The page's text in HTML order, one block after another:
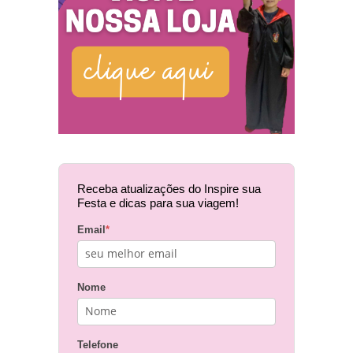
Receba atualizações do Inspire sua
Festa e dicas para sua viagem!
Email *
Nome
Telefone